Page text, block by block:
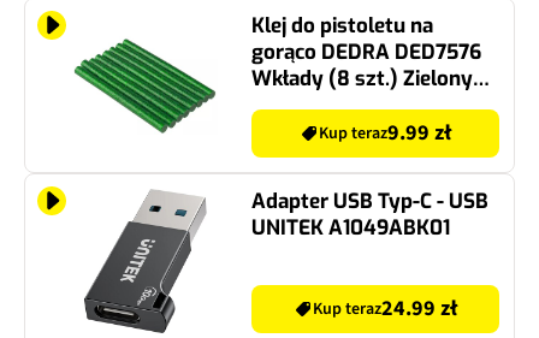
Klej do pistoletu na
gorąco DEDRA DED7576
Wkłady (8 szt.) Zielony
Kup teraz 9.99 zł
Adapter USB Typ-C - USB
UNITEK A1049ABK01
Kup teraz 24.99 zł